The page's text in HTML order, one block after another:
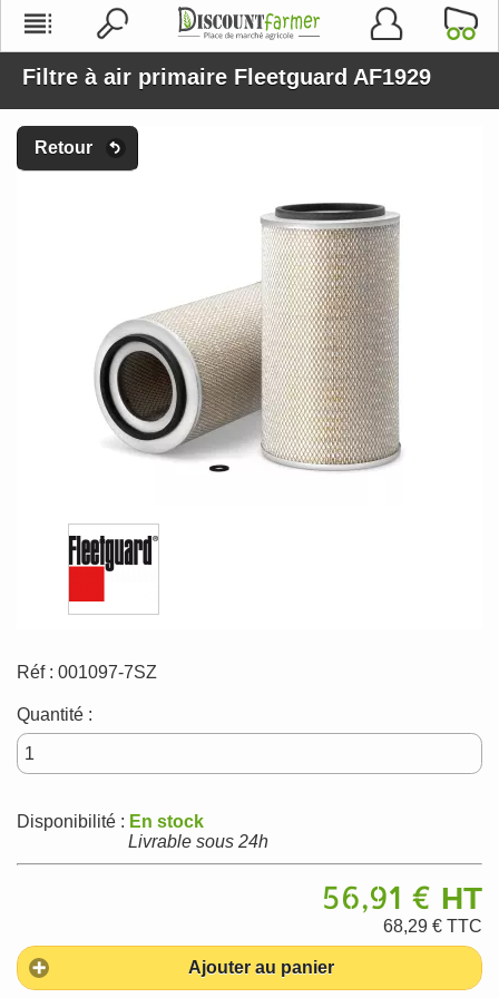
Filtre à air primaire Fleetguard AF1929
Retour
Réf : 001097-7SZ
Quantité :
Disponibilité : En stock
Livrable sous 24h
56,91 € HT
68,29 € TTC
Ajouter au panier